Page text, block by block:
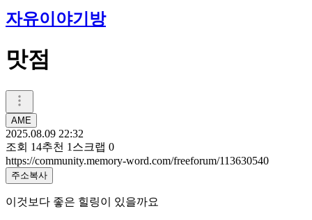
자유이야기방
맛점
AME
2025.08.09 22:32
조회 14추천 1 스크랩 0
https://community.memory-word.com/freeforum/113630540
주소복사
이것보다 좋은 힐링이 있을까요